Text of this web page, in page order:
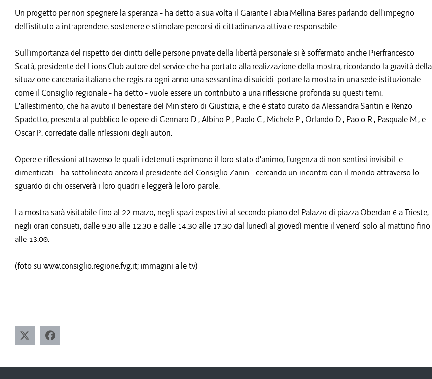
Un progetto per non spegnere la speranza - ha detto a sua volta il Garante Fabia Mellina Bares parlando dell'impegno
dell'istituto a intraprendere, sostenere e stimolare percorsi di cittadinanza attiva e responsabile.
Sull'importanza del rispetto dei diritti delle persone private della libertà personale si è soffermato anche Pierfrancesco
Scatà, presidente del Lions Club autore del service che ha portato alla realizzazione della mostra, ricordando la gravità della
situazione carceraria italiana che registra ogni anno una sessantina di suicidi: portare la mostra in una sede istituzionale
come il Consiglio regionale - ha detto - vuole essere un contributo a una riflessione profonda su questi temi.
L'allestimento, che ha avuto il benestare del Ministero di Giustizia, e che è stato curato da Alessandra Santin e Renzo
Spadotto, presenta al pubblico le opere di Gennaro D., Albino P., Paolo C., Michele P., Orlando D., Paolo R., Pasquale M., e
Oscar P. corredate dalle riflessioni degli autori.
Opere e riflessioni attraverso le quali i detenuti esprimono il loro stato d'animo, l'urgenza di non sentirsi invisibili e
dimenticati - ha sottolineato ancora il presidente del Consiglio Zanin - cercando un incontro con il mondo attraverso lo
sguardo di chi osserverà i loro quadri e leggerà le loro parole.
La mostra sarà visitabile fino al 22 marzo, negli spazi espositivi al secondo piano del Palazzo di piazza Oberdan 6 a Trieste,
negli orari consueti, dalle 9.30 alle 12.30 e dalle 14.30 alle 17.30 dal lunedì al giovedì mentre il venerdì solo al mattino fino
alle 13.00.
(foto su www.consiglio.regione.fvg.it; immagini alle tv)